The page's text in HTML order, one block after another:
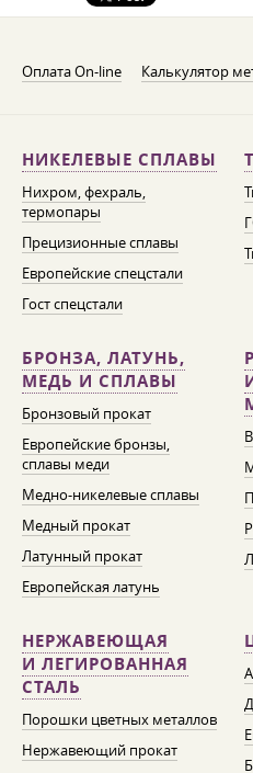
Оплата On-line Калькулятор
НИКЕЛЕВЫЕ СПЛАВЫ
Нихром, фехраль,
термопары
Прецизионные сплавы
Европейские спецстали
Гост спецстали
БРОНЗА, ЛАТУНЬ,
МЕДЬ И СПЛАВЫ
Бронзовый прокат
Европейские бронзы,
сплавы меди
Медно-никелевые сплавы
Медный прокат
Латунный прокат
Европейская латунь
НЕРЖАВЕЮЩАЯ
И ЛЕГИРОВАННАЯ
СТАЛЬ
Порошки цветных металлов
Нержавеющий прокат